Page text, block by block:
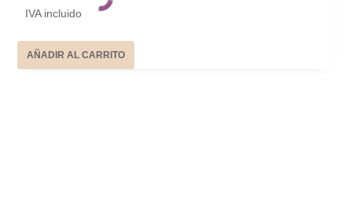
IVA incluido
AÑADIR AL CARRITO